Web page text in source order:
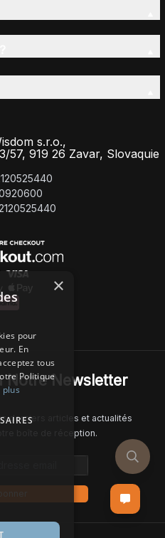
s.r.o.,
57, 919 26 Zavar, Slovaquie
Notre Newsletter
derniers articles et actualités
boîte de réception.
×
pour
En
tous
Politique
plus